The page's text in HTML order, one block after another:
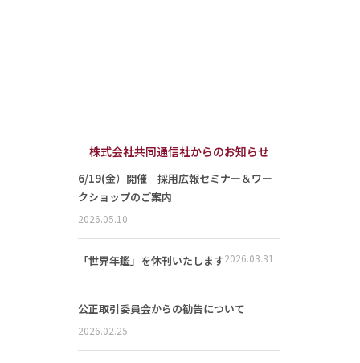
株式会社共同通信社からのお知らせ
6/19(金）開催 採用広報セミナー＆ワー
クショップのご案内
2026.05.10
「世界年鑑」を休刊いたします2026.03.31
公正取引委員会からの勧告について
2026.02.25